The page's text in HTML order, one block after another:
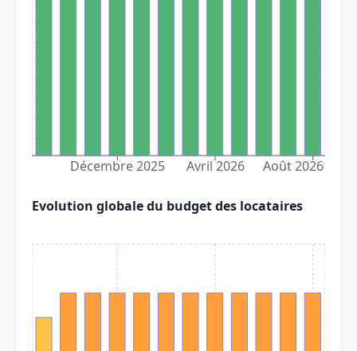
Décembre 2025 Avril 2026 Août 2026
Evolution globale du budget des locataires